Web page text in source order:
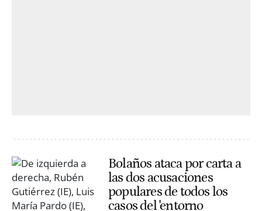
Bolaños ataca por carta a
las dos acusaciones
populares de todos los
casos del 'entorno